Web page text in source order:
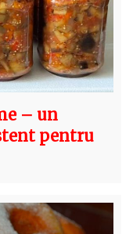
– un
pentru